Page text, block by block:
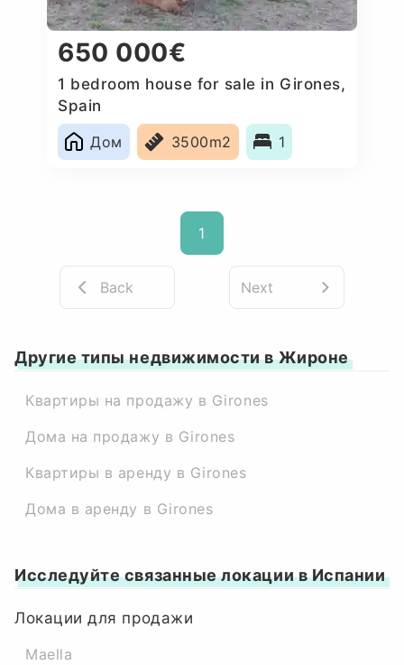
650 000€
1 bedroom house for sale in Girones,
Spain
Дом
3500m2 1
1
Back Next
Другие типы недвижимости в Жироне
Квартиры на продажу в Girones
Дома на продажу в Girones
Квартиры в аренду в Girones
Дома в аренду в Girones
Исследуйте связанные локации в Испании
Локации для продажи
Maella